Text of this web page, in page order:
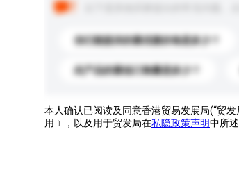
你们能提供的最优惠价格是多少？
此产品的最低订购量是多少？
本人确认已阅读及同意香港贸易发展局(“贸发
用﹞，以及用于贸发局在私隐政策声明中所